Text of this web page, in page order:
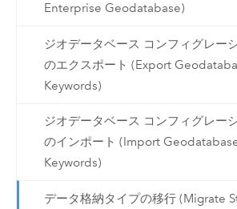
Enterprise Geodatabase)
ジオデータベース コンフィグレー
のエクスポート (Export
Keywords)
ジオデータベース コンフィグレー
のインポート (Import
Keywords)
データ格納タイプの移行 (Migrate